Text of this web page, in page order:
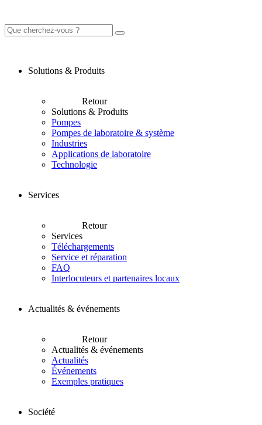
Solutions & Produits
Retour
Solutions & Produits
Pompes
Pompes de laboratoire & système
Industries
Applications de laboratoire
Technologie
Services
Retour
Services
Téléchargements
Service et réparation
FAQ
Interlocuteurs et partenaires locaux
Actualités & événements
Retour
Actualités & événements
Actualités
Événements
Exemples pratiques
Société